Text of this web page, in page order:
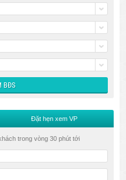
Đặt hẹn xem VP
trong vòng 30 phút tới